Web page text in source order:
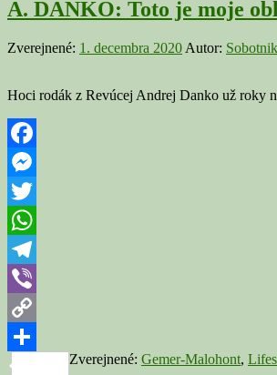
A. DANKO: Toto je moje
Zverejnené: 1. decembra 2020 Autor:
Hoci rodák z Revúcej Andrej Danko už roky
Facebook
Messenger
Twitter
WhatsApp
Telegram
Viber
Copy
Link
Share
Zverejnené: Gemer-Malohont,